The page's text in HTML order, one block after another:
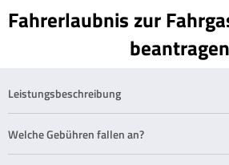
Fahrerlaubnis zur
beantragen
Leistungsbeschreibung
Welche Gebühren fallen an?